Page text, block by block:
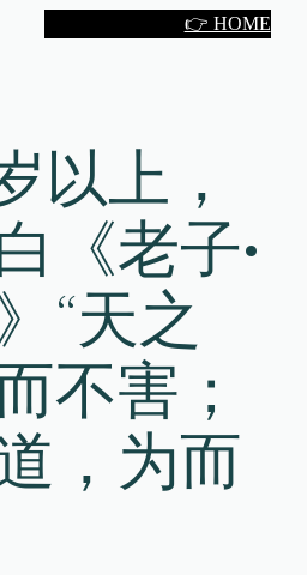
👉 HOME
以上，
《老子•
“天之
不害；
，为而